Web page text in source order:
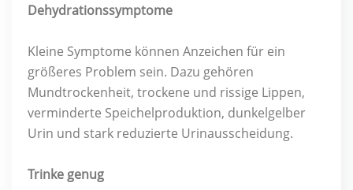
Dehydrationssymptome
Kleine Symptome können Anzeichen für ein
größeres Problem sein. Dazu gehören
Mundtrockenheit, trockene und rissige Lippen,
verminderte Speichelproduktion, dunkelgelber
Urin und stark reduzierte Urinausscheidung.
Trinke genug